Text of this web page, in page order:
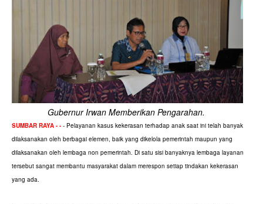
Gubernur Irwan Memberikan Pengarahan.
SUMBAR RAYA - - - Pelayanan kasus kekerasan terhadap anak saat ini telah banyak
dilaksanakan oleh berbagai elemen, baik yang dikelola pemerintah maupun yang
dilaksanakan oleh lembaga non pemerintah. Di satu sisi banyaknya lembaga layanan
tersebut sangat membantu masyarakat dalam merespon setiap tindakan kekerasan
yang ada.